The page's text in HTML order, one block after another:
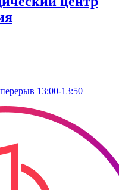
13:00-13:50